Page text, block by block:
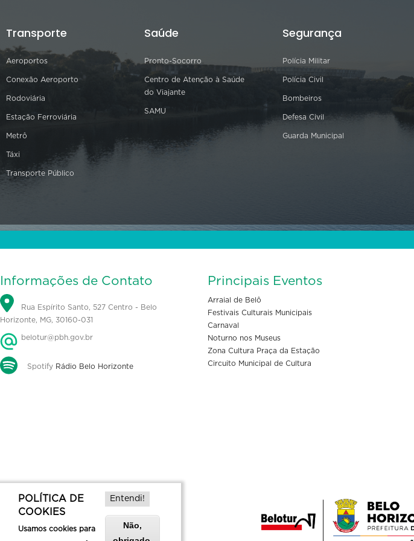
Transporte
Aeroportos
Conexão Aeroporto
Rodoviária
Estação Ferroviária
Metrô
Táxi
Transporte Público
Saúde
Pronto-Socorro
Centro de Atenção à Saúde
do Viajante
SAMU
Segurança
Polícia Militar
Polícia Civil
Bombeiros
Defesa Civil
Guarda Municipal
Informações de Contato
Rua Espírito Santo, 527 Centro - Belo
Horizonte, MG, 30160-031
belotur@pbh.gov.br
Spotify Rádio Belo Horizonte
Principais Eventos
Arraial de Belô
Festivais Culturais Municipais
Carnaval
Noturno nos Museus
Zona Cultura Praça da Estação
Circuito Municipal de Cultura
POLÍTICA DE
COOKIES
Usamos cookies para
Entendi!
Não,